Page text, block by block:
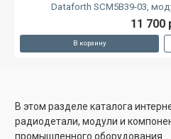
Dataforth SCM5B39-03,
11 700
В корзину
В этом разделе каталога
радиодетали, модули и
промышленного оборудования.